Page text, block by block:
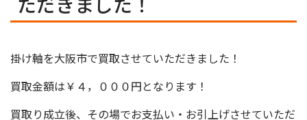
掛け軸を大阪市で買取させていただきました！
買取金額は￥４，０００円となります！
買取り成立後、その場でお支払い・お引上げさせていただ